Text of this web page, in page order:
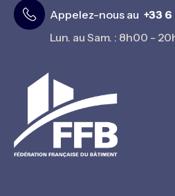
Appelez-nous au +33 6
Lun. au Sam. : 8h00 -